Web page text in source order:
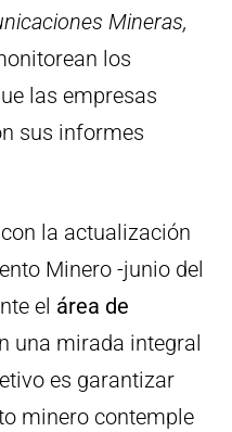
Mineras,
los
las empresas
sus informes
la actualización
Minero -junio del
el área de
una mirada integral
es garantizar
minero contemple